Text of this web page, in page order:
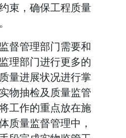
束，确保工程质量
督管理部门需要和
理部门进行更多的
量进展状况进行掌
物抽检及质量监管
工作的重点放在施
质量监督管理中，